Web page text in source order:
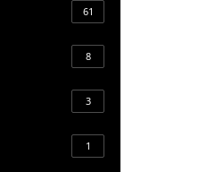
61
8
3
1